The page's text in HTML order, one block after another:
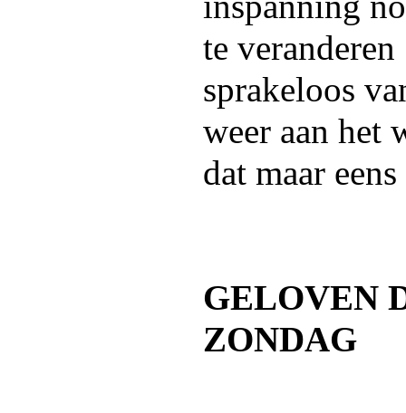
te
sprakeloos
weer aan het
dat maar
GELOVEN
ZONDAG